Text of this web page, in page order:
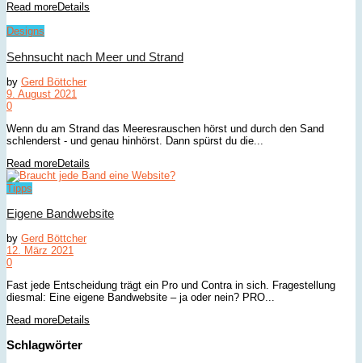
Read moreDetails
Designs
Sehnsucht nach Meer und Strand
by Gerd Böttcher
9. August 2021
0
Wenn du am Strand das Meeresrauschen hörst und durch den Sand
schlenderst - und genau hinhörst. Dann spürst du die...
Read moreDetails
Tipps
Eigene Bandwebsite
by Gerd Böttcher
12. März 2021
0
Fast jede Entscheidung trägt ein Pro und Contra in sich. Fragestellung
diesmal: Eine eigene Bandwebsite – ja oder nein? PRO...
Read moreDetails
Schlagwörter